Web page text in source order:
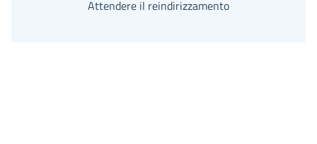
Attendere il reindirizzamento